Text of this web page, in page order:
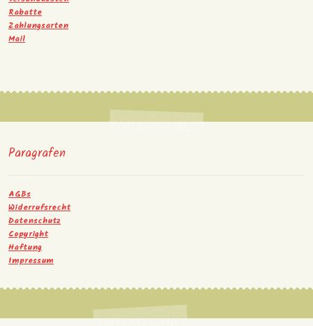
Rabatte
Zahlungsarten
Mail
Paragrafen
AGBs
Widerrufsrecht
Datenschutz
Copyright
Haftung
Impressum